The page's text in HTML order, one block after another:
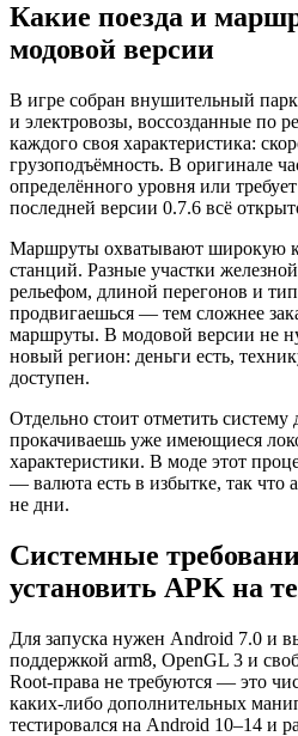
Какие поезда и
модовой версии
В игре собран внушительный
и электровозы, воссозданные по
каждого своя характеристика:
грузоподъёмность. В оригинале
определённого уровня или
последней версии 0.7.6 всё
Маршруты охватывают широкую
станций. Разные участки
рельефом, длиной перегонов и
продвигаешься — тем сложнее
маршруты. В модовой версии не
новый регион: деньги есть,
доступен.
Отдельно стоит отметить систему
прокачиваешь уже имеющиеся
характеристики. В моде этот
— валюта есть в избытке, так что
не дни.
Системные
установить APK на
Для запуска нужен Android 7.0 и
поддержкой arm8, OpenGL 3 и
Root-права не требуются — это
каких-либо дополнительных
тестировался на Android 10–14 и